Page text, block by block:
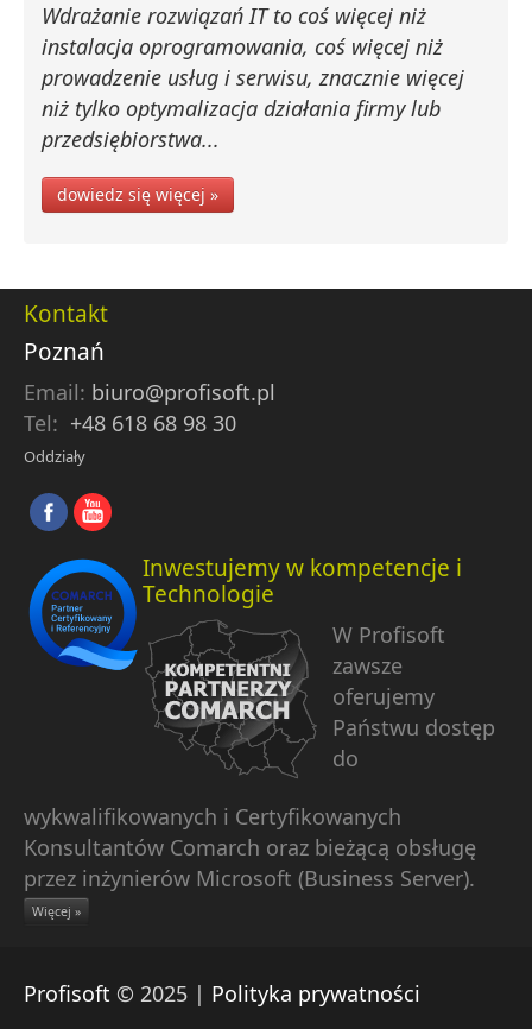
Wdrażanie rozwiązań IT to coś więcej niż
instalacja oprogramowania, coś więcej niż
prowadzenie usług i serwisu, znacznie więcej
niż tylko optymalizacja działania firmy lub
przedsiębiorstwa...
dowiedz się więcej »
Kontakt
Poznań
Email: biuro@profisoft.pl
Tel: +48 618 68 98 30
Oddziały
Inwestujemy w kompetencje i
Technologie
W Profisoft
zawsze
oferujemy
Państwu dostęp
do
wykwalifikowanych i Certyfikowanych
Konsultantów Comarch oraz bieżącą obsługę
przez inżynierów Microsoft (Business Server).
Więcej »
Profisoft © 2025 | Polityka prywatności